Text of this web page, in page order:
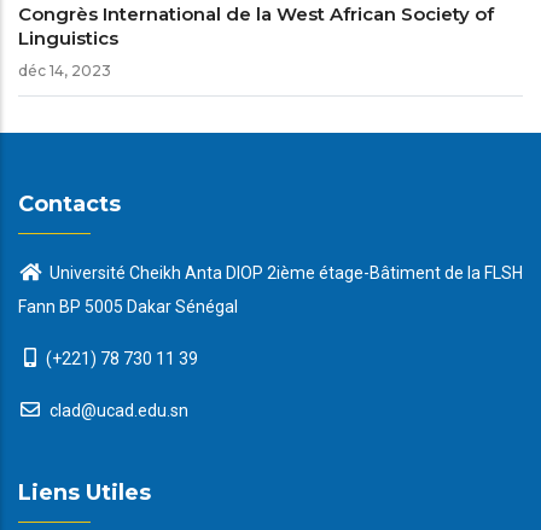
Congrès International de la West African Society of
Linguistics
déc 14, 2023
Contacts
Université Cheikh Anta DIOP 2ième étage-Bâtiment de la FLSH
Fann BP 5005 Dakar Sénégal
(+221) 78 730 11 39
clad@ucad.edu.sn
Liens Utiles